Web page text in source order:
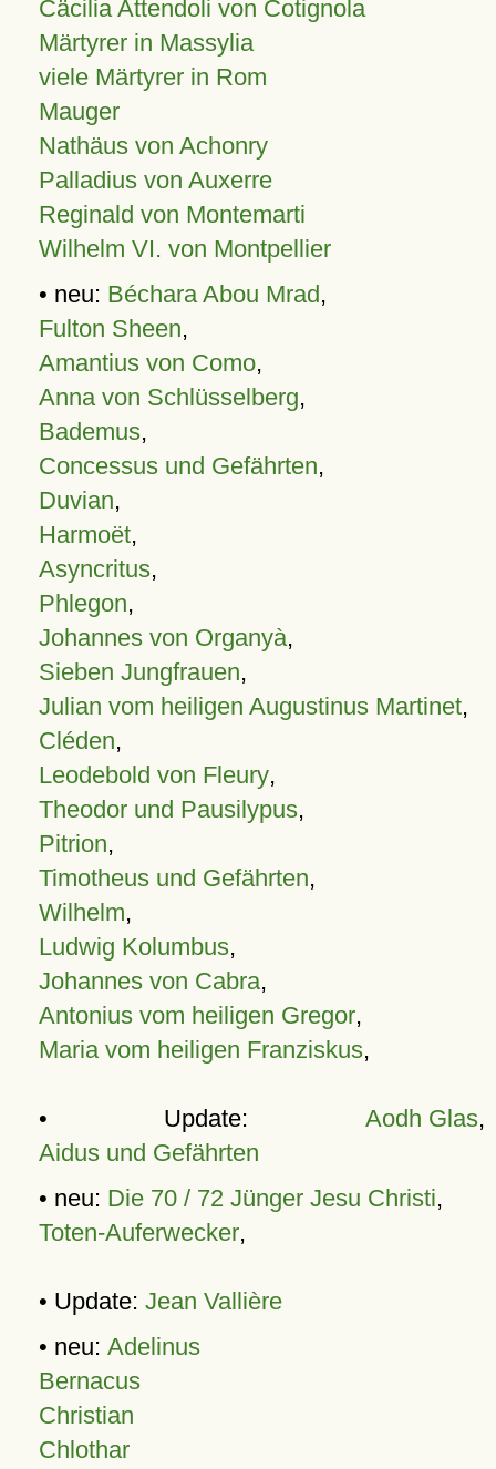
Cäcilia Attendoli von Cotignola
Märtyrer in Massylia
viele Märtyrer in Rom
Mauger
Nathäus von Achonry
Palladius von Auxerre
Reginald von Montemarti
Wilhelm VI. von Montpellier
• neu: Béchara Abou Mrad,
Fulton Sheen,
Amantius von Como,
Anna von Schlüsselberg,
Bademus,
Concessus und Gefährten,
Duvian,
Harmoët,
Asyncritus,
Phlegon,
Johannes von Organyà,
Sieben Jungfrauen,
Julian vom heiligen Augustinus Martinet,
Cléden,
Leodebold von Fleury,
Theodor und Pausilypus,
Pitrion,
Timotheus und Gefährten,
Wilhelm,
Ludwig Kolumbus,
Johannes von Cabra,
Antonius vom heiligen Gregor,
Maria vom heiligen Franziskus,
• Update: Aodh Glas,
Aidus und Gefährten
• neu: Die 70 / 72 Jünger Jesu Christi,
Toten-Auferwecker,
• Update: Jean Vallière
• neu: Adelinus
Bernacus
Christian
Chlothar